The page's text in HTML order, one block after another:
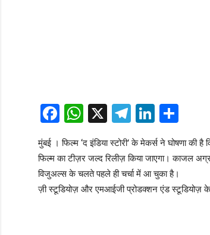
Facebook
WhatsApp
X Telegram
मुंबई । फिल्म ‘द इंडिया स्टोरी’ के मेकर्स ने घोषणा की
फिल्म का टीज़र जल्द रिलीज़ किया जाएगा। काजल
विजुअल्स के चलते पहले ही चर्चा में आ चुका है।
ज़ी स्टूडियोज़ और एमआईजी प्रोडक्शन एंड स्टूडियोज़ के